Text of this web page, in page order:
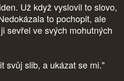
Už když vyslovil to slovo,
to pochopit, ale
sevřel ve svých mohutných
svůj slib, a ukázat se mi."